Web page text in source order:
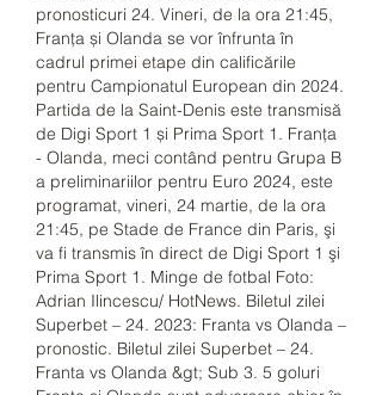
pronosticuri 24. Vineri, de la ora 21:45,
Franța și Olanda se vor înfrunta în
cadrul primei etape din calificările
pentru Campionatul European din 2024.
Partida de la Saint-Denis este transmisă
de Digi Sport 1 și Prima Sport 1. Franţa
- Olanda, meci contând pentru Grupa B
a preliminariilor pentru Euro 2024, este
programat, vineri, 24 martie, de la ora
21:45, pe Stade de France din Paris, şi
va fi transmis în direct de Digi Sport 1 şi
Prima Sport 1. Minge de fotbal Foto:
Adrian Ilincescu/ HotNews. Biletul zilei
Superbet – 24. 2023: Franta vs Olanda –
pronostic. Biletul zilei Superbet – 24.
Franta vs Olanda &gt; Sub 3. 5 goluri